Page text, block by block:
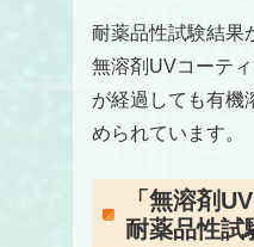
耐薬品性試験結果
無溶剤UVコーテ
が経過しても有機
められています。
「無溶剤
耐薬品性試